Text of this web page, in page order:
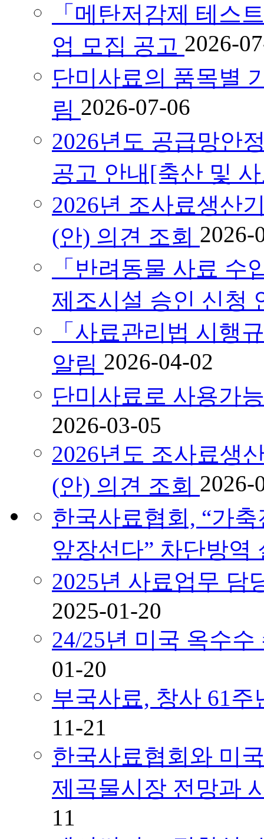
「메탄저감제 테스
업 모집 공고 2026-
단미사료의 품목별
림 2026-07-06
2026년도 공급망안
공고 안내[축산 및
2026년 조사료생산
(안) 의견 조회 2026-
「반려동물 사료
제조시설 승인 신청
「사료관리법 시행
알림 2026-04-02
단미사료로 사용가
2026-03-05
2026년도 조사료생
(안) 의견 조회 2026-
한국사료협회, “가
앞장선다” 차단방역
2025년 사료업무 담
2025-01-20
24/25년 미국 옥수
01-20
부국사료, 창사 61
11-21
한국사료협회와 미
제곡물시장 전망과
11